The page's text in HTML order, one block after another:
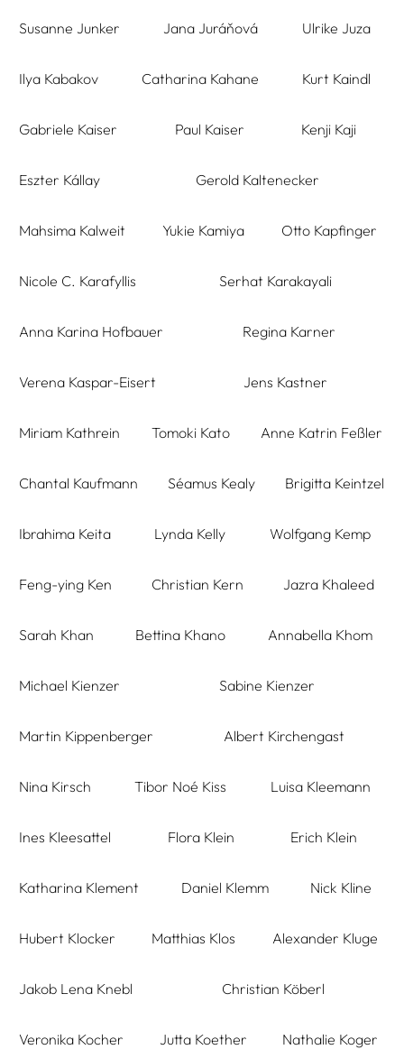
Susanne Junker Jana Juráňová Ulrike Juza
Ilya Kabakov Catharina Kahane Kurt Kaindl
Gabriele Kaiser Paul Kaiser Kenji Kaji
Eszter Kállay Gerold Kaltenecker
Mahsima Kalweit Yukie Kamiya Otto Kapfinger
Nicole C. Karafyllis Serhat Karakayali
Anna Karina Hofbauer Regina Karner
Verena Kaspar-Eisert Jens Kastner
Miriam Kathrein Tomoki Kato Anne Katrin Feßler
Chantal Kaufmann Séamus Kealy Brigitta Keintzel
Ibrahima Keita Lynda Kelly Wolfgang Kemp
Feng-ying Ken Christian Kern Jazra Khaleed
Sarah Khan Bettina Khano Annabella Khom
Michael Kienzer Sabine Kienzer
Martin Kippenberger Albert Kirchengast
Nina Kirsch Tibor Noé Kiss Luisa Kleemann
Ines Kleesattel Flora Klein Erich Klein
Katharina Klement Daniel Klemm Nick Kline
Hubert Klocker Matthias Klos Alexander Kluge
Jakob Lena Knebl Christian Köberl
Veronika Kocher Jutta Koether Nathalie Koger